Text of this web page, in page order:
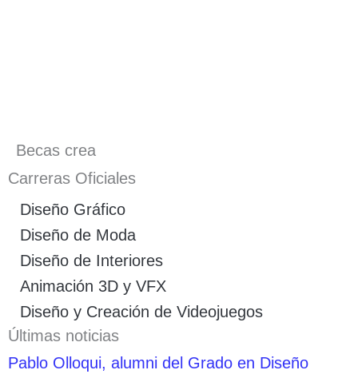
Becas crea
Carreras Oficiales
Diseño Gráfico
Diseño de Moda
Diseño de Interiores
Animación 3D y VFX
Diseño y Creación de Videojuegos
Últimas noticias
Pablo Olloqui, alumni del Grado en Diseño